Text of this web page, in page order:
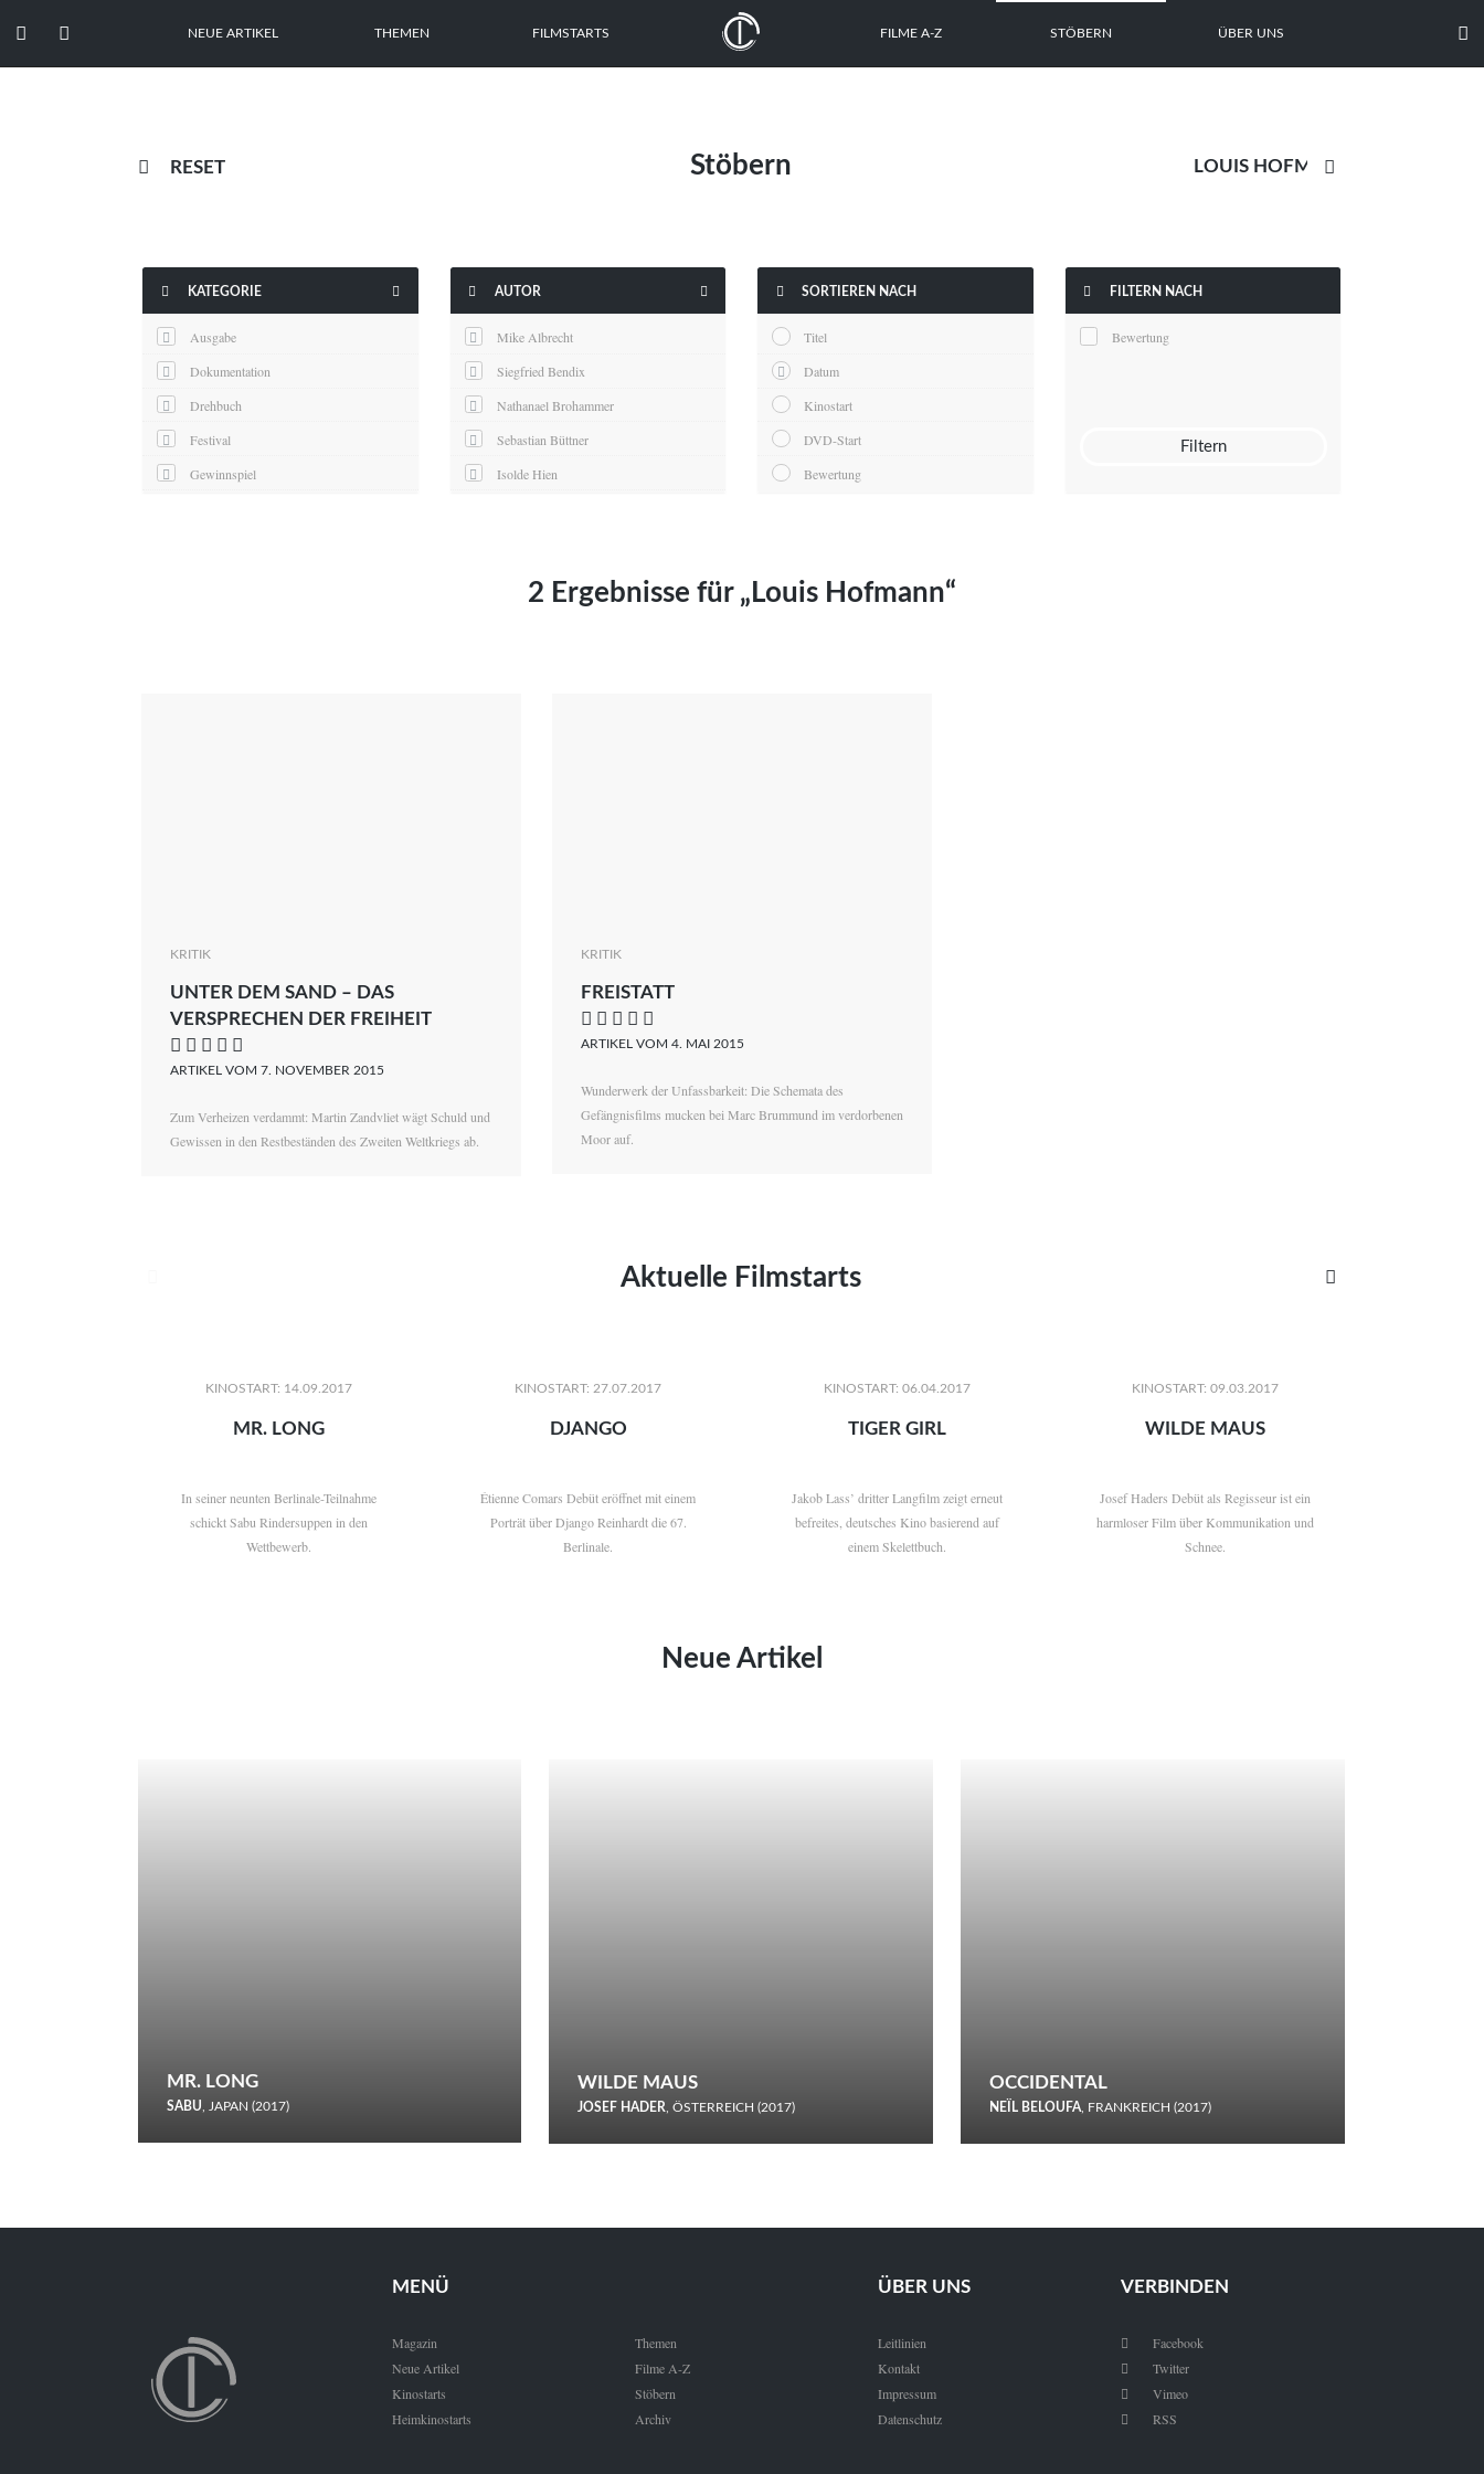
  NEUE ARTIKEL THEMEN FILMSTARTS FILME A-Z STÖBERN ÜBER UNS 
 RESET Stöbern 
 KATEGORIE 
Ausgabe
Dokumentation
Drehbuch
Festival
Gewinnspiel
 AUTOR 
Mike Albrecht
Siegfried Bendix
Nathanael Brohammer
Sebastian Büttner
Isolde Hien
Maximilian Kosing
Magdalena Zalewski
 SORTIEREN NACH
Titel
Datum
Kinostart
DVD-Start
Bewertung
 FILTERN NACH
Bewertung
Filtern
2 Ergebnisse für „Louis Hofmann“
KRITIK
UNTER DEM SAND – DAS
VERSPRECHEN DER FREIHEIT
    
ARTIKEL VOM 7. NOVEMBER 2015
Zum Verheizen verdammt: Martin Zandvliet wägt Schuld und
Gewissen in den Restbeständen des Zweiten Weltkriegs ab.
KRITIK
FREISTATT
    
ARTIKEL VOM 4. MAI 2015
Wunderwerk der Unfassbarkeit: Die Schemata des
Gefängnisfilms mucken bei Marc Brummund im verdorbenen
Moor auf.
Aktuelle Filmstarts 
KINOSTART: 14.09.2017
MR. LONG
In seiner neunten Berlinale-Teilnahme
schickt Sabu Rindersuppen in den
Wettbewerb.
KINOSTART: 27.07.2017
DJANGO
Étienne Comars Debüt eröffnet mit einem
Porträt über Django Reinhardt die 67.
Berlinale.
KINOSTART: 06.04.2017
TIGER GIRL
Jakob Lass’ dritter Langfilm zeigt erneut
befreites, deutsches Kino basierend auf
einem Skelettbuch.
KINOSTART: 09.03.2017
WILDE MAUS
Josef Haders Debüt als Regisseur ist ein
harmloser Film über Kommunikation und
Schnee.
Neue Artikel
MR. LONG
SABU, JAPAN (2017)
den Wettbewerb.
WILDE MAUS
JOSEF HADER, ÖSTERREICH (2017)
Schnee.
OCCIDENTAL
NEÏL BELOUFA, FRANKREICH (2017)
MENÜ
Magazin
Neue Artikel
Kinostarts
Heimkinostarts
Themen
Filme A-Z
Stöbern
Archiv
ÜBER UNS
Leitlinien
Kontakt
Impressum
Datenschutz
VERBINDEN
 Facebook
 Twitter
 Vimeo
 RSS